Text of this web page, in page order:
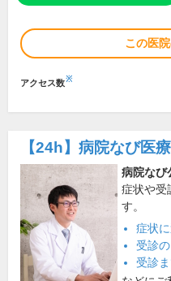
この医
アクセス数※
【24h】 病院なび医
病院なび
症状や受
す。
症状
受診
受診